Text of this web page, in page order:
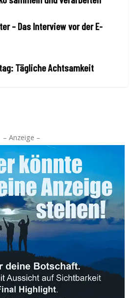
– Das Interview vor der E-
Tägliche Achtsamkeit
– Anzeige –